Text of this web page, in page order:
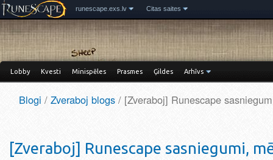
runescape.exs.lv Citas saites
Lobby Kvesti Minispēles Prasmes Ģildes Arhīvs
Blogi / Zveraboj blogs / [Zveraboj] Runescape
[Zveraboj] Runescape sasniegumi,